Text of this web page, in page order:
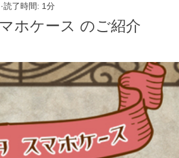
マーケット
ホケース のご紹介
読了時間: 1分